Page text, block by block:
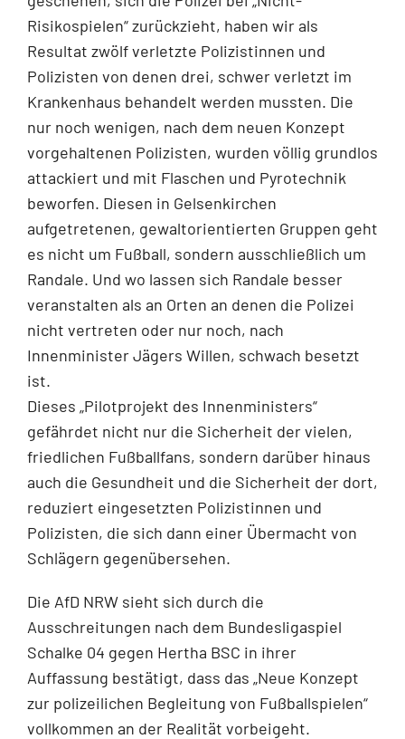
Risikospielen“ zurückzieht, haben wir als
Resultat zwölf verletzte Polizistinnen und
Polizisten von denen drei, schwer verletzt im
Krankenhaus behandelt werden mussten. Die
nur noch wenigen, nach dem neuen Konzept
vorgehaltenen Polizisten, wurden völlig grundlos
attackiert und mit Flaschen und Pyrotechnik
beworfen. Diesen in Gelsenkirchen
aufgetretenen, gewaltorientierten Gruppen geht
es nicht um Fußball, sondern ausschließlich um
Randale. Und wo lassen sich Randale besser
veranstalten als an Orten an denen die Polizei
nicht vertreten oder nur noch, nach
Innenminister Jägers Willen, schwach besetzt
ist.
Dieses „Pilotprojekt des Innenministers“
gefährdet nicht nur die Sicherheit der vielen,
friedlichen Fußballfans, sondern darüber hinaus
auch die Gesundheit und die Sicherheit der dort,
reduziert eingesetzten Polizistinnen und
Polizisten, die sich dann einer Übermacht von
Schlägern gegenübersehen.
Die AfD NRW sieht sich durch die
Ausschreitungen nach dem Bundesligaspiel
Schalke 04 gegen Hertha BSC in ihrer
Auffassung bestätigt, dass das „Neue Konzept
zur polizeilichen Begleitung von Fußballspielen“
vollkommen an der Realität vorbeigeht.